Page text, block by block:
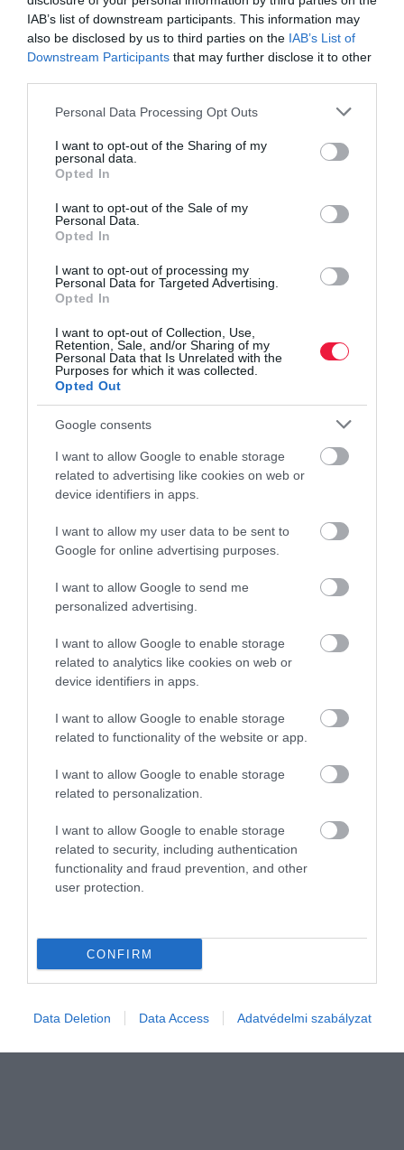
IAB’s list of downstream participants. This information may
also be disclosed by us to third parties on the IAB’s List of
Downstream Participants that may further disclose it to other
Please note that this website/app uses one or more Google
not limited to your visit or usage behaviour. You may click to
grant or deny consent to Google and its third-party tags to
use your data for below specified purposes in below Google
consent section.
Personal Data Processing Opt Outs
I want to opt-out of the Sharing of my
personal data.
Opted In
I want to opt-out of the Sale of my
Personal Data.
Opted In
I want to opt-out of processing my
Personal Data for Targeted Advertising.
Opted In
I want to opt-out of Collection, Use,
Retention, Sale, and/or Sharing of my
Personal Data that Is Unrelated with the
Purposes for which it was collected.
Opted Out
Google consents
I want to allow Google to enable storage
related to advertising like cookies on web or
device identifiers in apps.
I want to allow my user data to be sent to
Google for online advertising purposes.
I want to allow Google to send me
personalized advertising.
I want to allow Google to enable storage
related to analytics like cookies on web or
device identifiers in apps.
I want to allow Google to enable storage
related to functionality of the website or app.
I want to allow Google to enable storage
related to personalization.
I want to allow Google to enable storage
related to security, including authentication
functionality and fraud prevention, and other
user protection.
CONFIRM
Data Deletion Data Access Adatvédelmi szabályzat
Olvasd el ezt is!
Már kártyaterminálként is használható az iPhone
Pár egyszerű trükk, hogy rend legyen a telefonon
tárolt fotóid között
Ezt állítsd be, hogy megtaláld az eltűnt telefonod
tech
innováció
kirúgás előtt
Döbbenetes adatok láttak napvilágot: a vezetők 59%-a használ
már mesterséges intelligenciát annak eldöntésére, kitől váljanak
felülbírálná a…